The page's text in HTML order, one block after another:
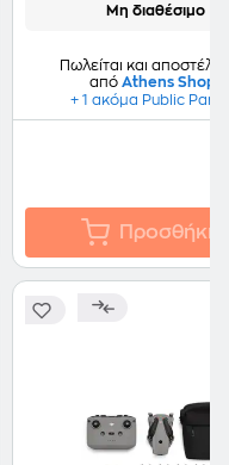
Μη διαθέσιμο
Πωλείται και
από Athens Shop
+ 1 ακόμα Public
Προσθήκη